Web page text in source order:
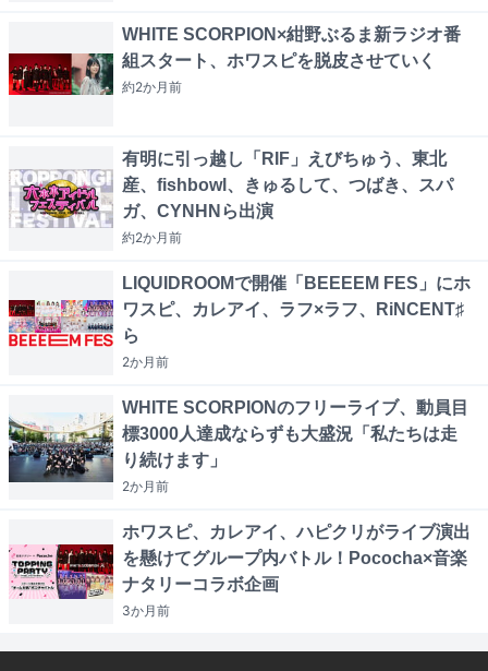
WHITE SCORPION×紺野ぶるま新ラジオ番
組スタート、ホワスピを脱皮させていく
約2か月前
有明に引っ越し「RIF」えびちゅう、東北
産、fishbowl、きゅるして、つばき、スパ
ガ、CYNHNら出演
約2か月前
LIQUIDROOMで開催「BEEEEM FES」にホ
ワスピ、カレアイ、ラフ×ラフ、RiNCENT♯
ら
2か月前
WHITE SCORPIONのフリーライブ、動員目
標3000人達成ならずも大盛況「私たちは走
り続けます」
2か月前
ホワスピ、カレアイ、ハピクリがライブ演出
を懸けてグループ内バトル！Pococha×音楽
ナタリーコラボ企画
3か月前